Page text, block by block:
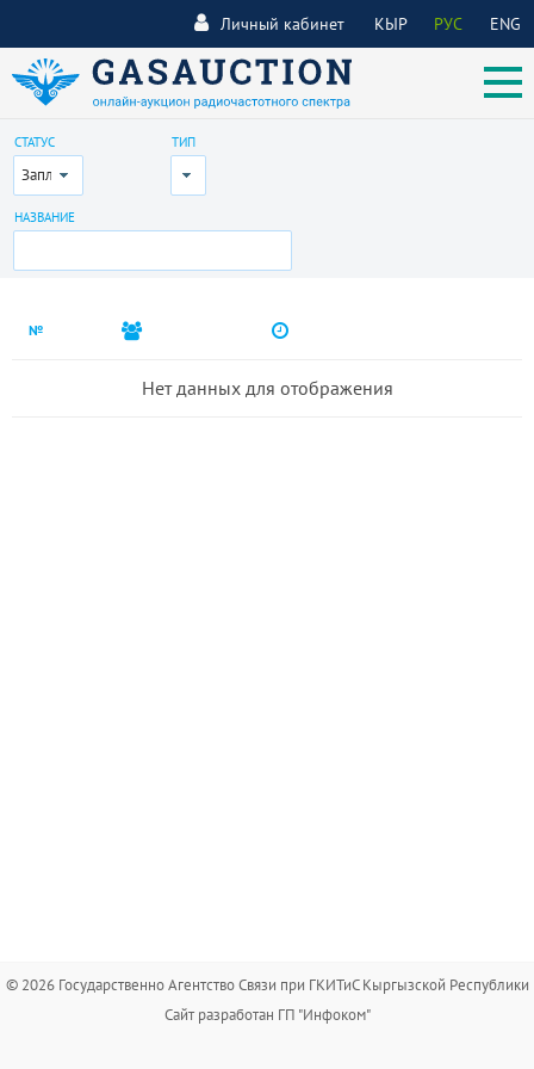
КЫР РУС ENG
Личный кабинет
СТАТУС
Запланирован
ТИП
Все
НАЗВАНИЕ
№
Нет данных для отображения
© 2026 Государственно Агентство Связи при ГКИТиС Кыргызской Республики
Сайт разработан ГП "Инфоком"